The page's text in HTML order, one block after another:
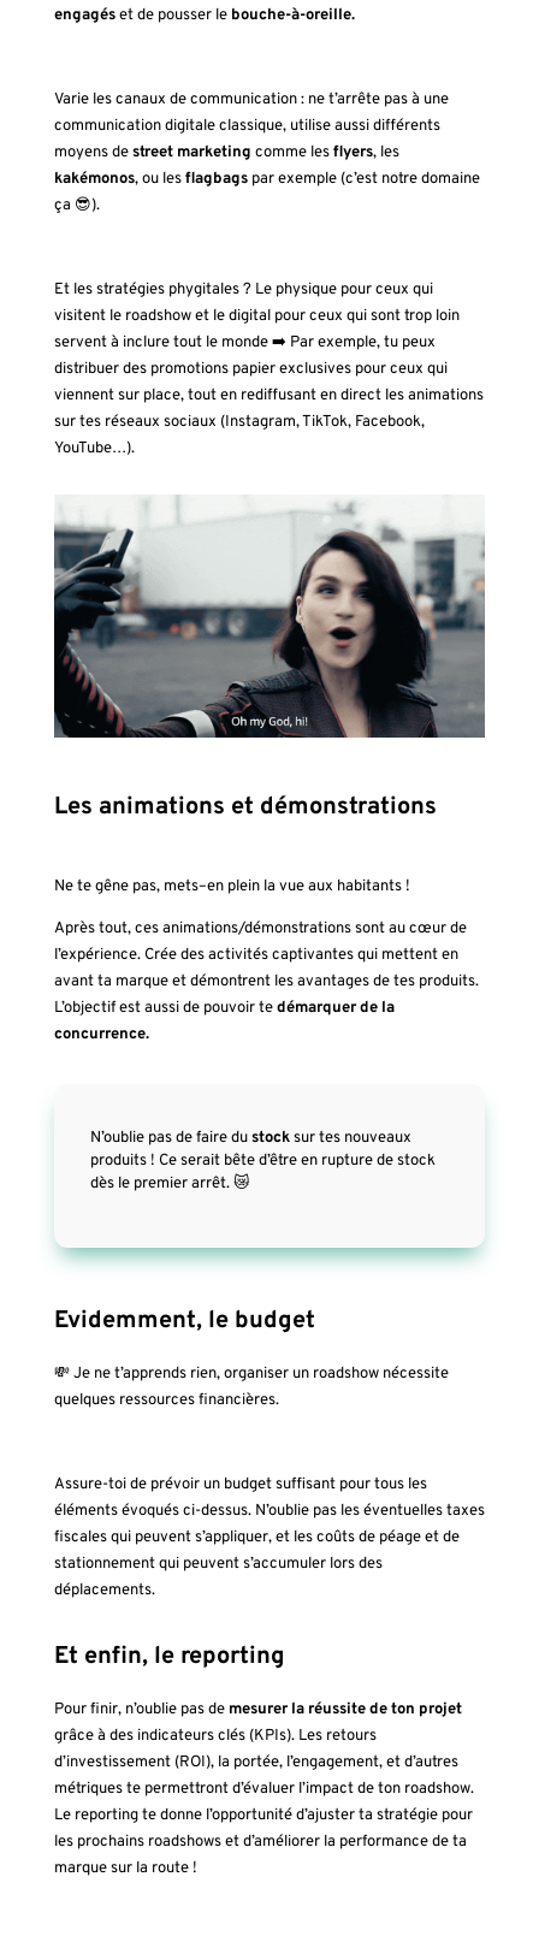
engagéset de pousser le bouche-à-oreille.
Varie les canaux de communication : ne t’arrête pas à une
communication digitale classique, utilise aussi différents
moyens destreet marketing comme lesflyers, les
kakémonos, ou lesflagbags par exemple (c’est notre domaine
ça 😎).
Et les stratégies phygitales ? Le physique pour ceux qui
visitent le roadshow et le digital pour ceux qui sont trop loin
servent à inclure tout le monde ➡️ Par exemple, tu peux
distribuer des promotions papier exclusives pour ceux qui
viennent sur place, tout en rediffusant en direct les animations
sur tes réseaux sociaux (Instagram, TikTok, Facebook,
YouTube…).
Les animations et démonstrations
Ne te gêne pas, mets–en plein la vue aux habitants !
Après tout, ces animations/démonstrations sont au cœur de
l’expérience. Crée des activités captivantes qui mettent en
avant ta marque et démontrent les avantages de tes produits.
L’objectif est aussi de pouvoir tedémarquer de la
concurrence.
N’oublie pas de faire dustocksur tes nouveaux
produits ! Ce serait bête d’être en rupture de stock
dès le premier arrêt. 😿
Evidemment, le budget
💸 Je ne t’apprends rien, organiser un roadshow nécessite
quelques ressources financières.
Assure-toi de prévoir un budget suffisant pour tous les
éléments évoqués ci-dessus. N’oublie pas les éventuelles taxes
fiscales qui peuvent s’appliquer, et les coûts de péage et de
stationnement qui peuvent s’accumuler lors des
déplacements.
Et enfin, le reporting
Pour finir, n’oublie pas demesurer la réussite de ton projet
grâce à des indicateurs clés (KPIs). Les retours
d’investissement (ROI), la portée, l’engagement, et d’autres
métriques te permettront d’évaluer l’impact de ton roadshow.
Le reporting te donne l’opportunité d’ajuster ta stratégie pour
les prochains roadshows et d’améliorer la performance de ta
marque sur la route !